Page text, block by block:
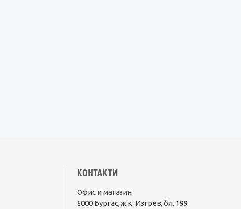
КОНТАКТИ
Офис и магазин
8000 Бургас, ж.к. Изгрев, бл. 199